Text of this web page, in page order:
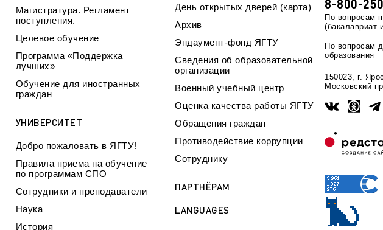
Магистратура. Регламент
поступления.
Целевое обучение
Программа «Поддержка
лучших»
Обучение для иностранных
граждан
УНИВЕРСИТЕТ
Добро пожаловать в ЯГТУ!
Правила приема на обучение
по программам СПО
Сотрудники и преподаватели
Наука
История
День открытых дверей (карта)
Архив
Эндаумент-фонд ЯГТУ
Сведения об образовательной
организации
Военный учебный центр
Оценка качества работы ЯГТУ
Обращения граждан
Противодействие коррупции
Сотруднику
ПАРТНЁРАМ
LANGUAGES
8-800-
По вопросам
(бакалавриат
По вопросам
образования
150023, г.
Московский